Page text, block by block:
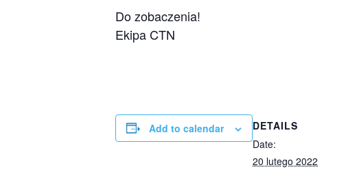
Do zobaczenia!
Ekipa CTN
Add to calendar
DETAILS
Date:
20 lutego 2022